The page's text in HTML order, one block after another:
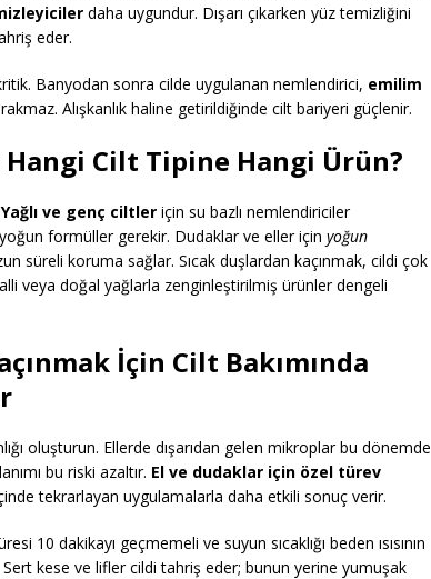
daha uygundur. Dışarı çıkarken yüz temizliğini
eder.
Banyodan sonra cilde uygulanan nemlendirici, emilim
Alışkanlık haline getirildiğinde cilt bariyeri güçlenir.
Cilt Tipine Hangi Ürün?
Yağlı ve genç ciltler için su bazlı nemlendiriciler
formüller gerekir. Dudaklar ve eller için yoğun
süreli koruma sağlar. Sıcak duşlardan kaçınmak, cildi çok
veya doğal yağlarla zenginleştirilmiş ürünler dengeli
İçin Cilt Bakımında
oluşturun. Ellerde dışarıdan gelen mikroplar bu dönemde
bu riski azaltır. El ve dudaklar için özel türev
tekrarlayan uygulamalarla daha etkili sonuç verir.
10 dakikayı geçmemeli ve suyun sıcaklığı beden ısısının
kese ve lifler cildi tahriş eder; bunun yerine yumuşak